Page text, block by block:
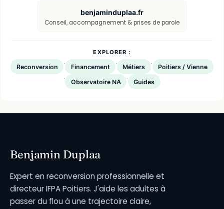
benjaminduplaa.fr
Conseil, accompagnement & prises de parole
EXPLORER :
Reconversion · Financement · Métiers · Poitiers / Vienne
· Observatoire NA · Guides
Benjamin Duplaa
Expert en reconversion professionnelle et
directeur IFPA Poitiers. J'aide les adultes à
passer du flou à une trajectoire claire,